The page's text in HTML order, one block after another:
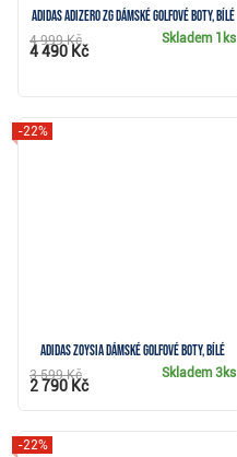
Adidas Adizero ZG dámské golfové boty, bílé
Skladem 1ks
4 999 Kč
4 490 Kč
Adidas Zoysia dámské golfové boty, bílé
-22%
Skladem3ks
3 599 Kč
2 790 Kč
-22%